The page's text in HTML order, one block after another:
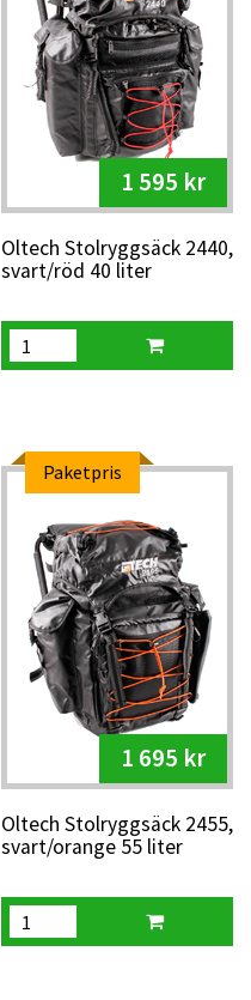
1 595 kr
Oltech Stolryggsäck 2440,
svart/röd 40 liter
Paketpris
1 695 kr
Oltech Stolryggsäck 2455,
svart/orange 55 liter